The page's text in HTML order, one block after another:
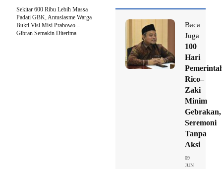
Baca
Juga
100
Hari
Rico–
Zaki
Minim
Gebrakan,
Seremoni
Tanpa
Aksi
09
JUN
Sekitar 600 Ribu Lebih Massa
Padati GBK, Antusiasme Warga
Bukti Visi Misi Prabowo –
Gibran Semakin Diterima